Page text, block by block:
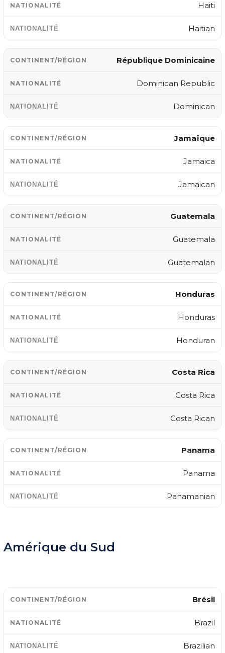
Haiti
Haitian
République Dominicaine
Dominican Republic
Dominican
Jamaïque
Jamaica
Jamaican
Guatemala
Guatemala
Guatemalan
Honduras
Honduras
Honduran
Costa Rica
Costa Rica
Costa Rican
Panama
Panama
Panamanian
Amérique du Sud
Brésil
Brazil
Brazilian